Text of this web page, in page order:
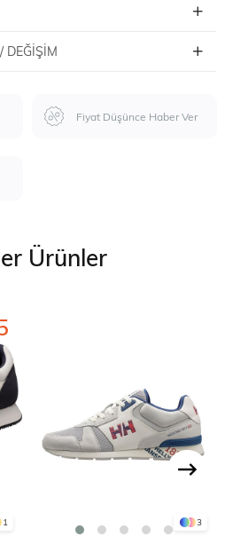
DEĞIŞIM
Fiyat Düşünce Haber Ver
Ürünler
1 3